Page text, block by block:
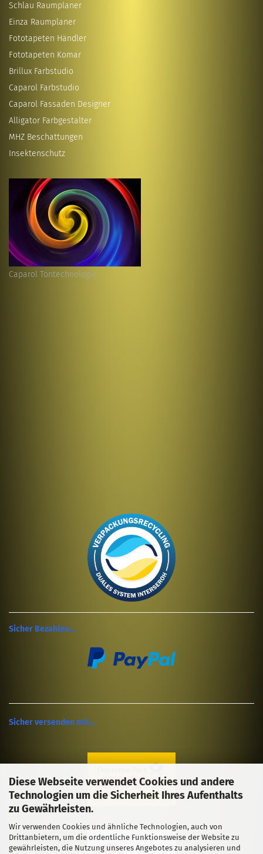
Diese Webseite verwendet Cookies und andere
Technologien um die Sicherheit Ihres Aufenthalts
zu Gewährleisten.
Wir verwenden Cookies und ähnliche Technologien, auch von
Drittanbietern, um die ordentliche Funktionsweise der Website zu
gewährleisten, die Nutzung unseres Angebotes zu analysieren und
Schlau Raumplaner
Einza Raumplaner
Fototapeten Händler
Fototapeten Komar
Brillux Farbstudio
Caparol Farbstudio
Caparol Fassaden Designer
Alligator Farbgestalter
MHZ Beschattungen
Insektenschutz
Caparol Töntechnologie
Sicher Bezahlen....
Sicher versenden mit....